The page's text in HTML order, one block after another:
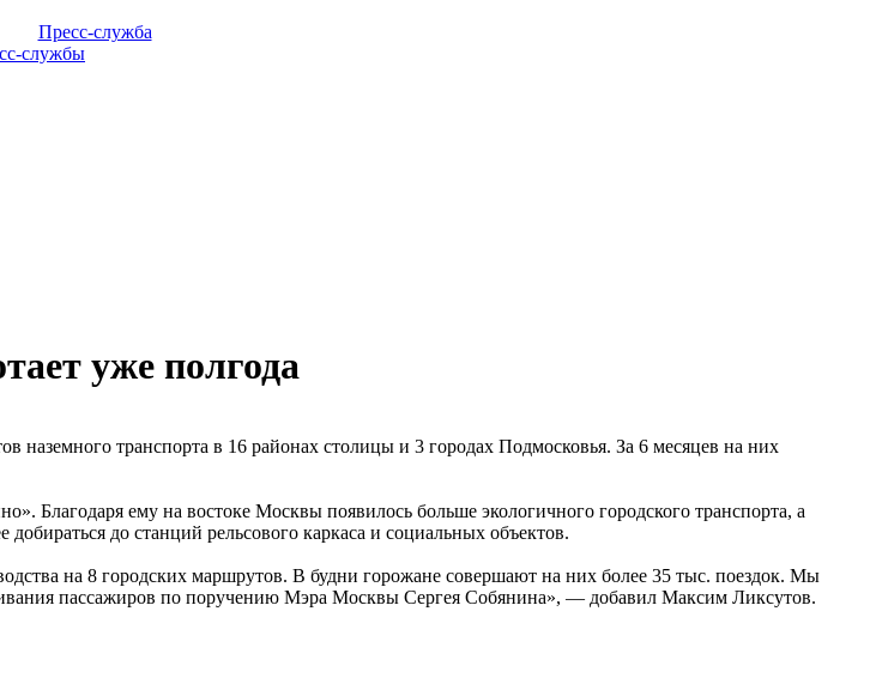
Пресс-служба
службы
уже полгода
транспорта в 16 районах столицы и 3 городах Подмосковья. За 6 месяцев на них
Благодаря ему на востоке Москвы появилось больше экологичного городского транспорта, а
до станций рельсового каркаса и социальных объектов.
на 8 городских маршрутов. В будни горожане совершают на них более 35 тыс. поездок. Мы
пассажиров по поручению Мэра Москвы Сергея Собянина», — добавил Максим Ликсутов.